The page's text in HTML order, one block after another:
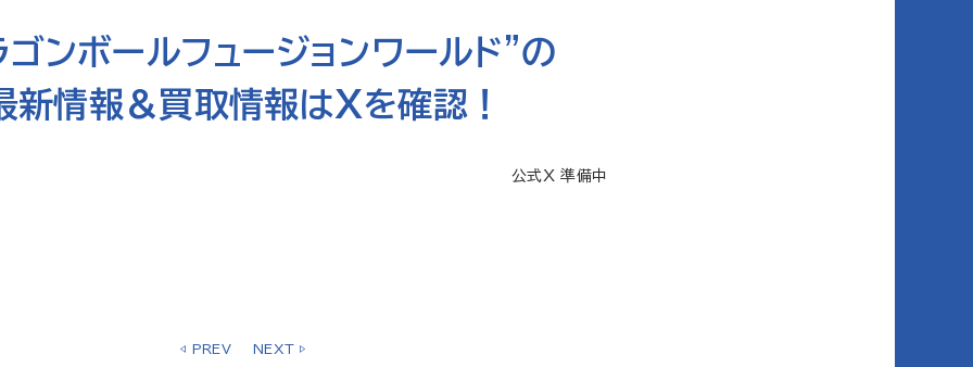
ゴンボールフュージョンワールド”の
新情報＆買取情報はXを確認！
公式X 準備中
◁ PREV NEXT ▷